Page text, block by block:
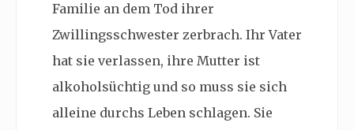
Familie an dem Tod ihrer
Zwillingsschwester zerbrach. Ihr Vater
hat sie verlassen, ihre Mutter ist
alkoholsüchtig und so muss sie sich
alleine durchs Leben schlagen. Sie